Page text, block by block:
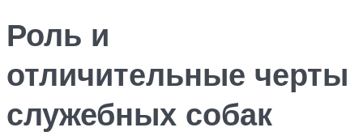
Роль и
отличительные черты
служебных собак